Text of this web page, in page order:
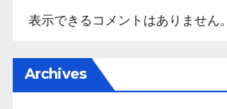
表示できるコメントはありません。
Archives